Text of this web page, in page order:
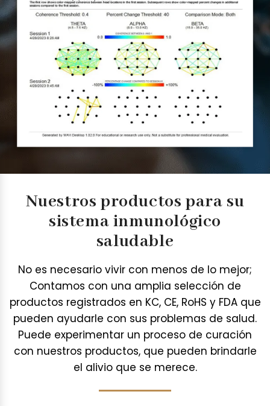
Nuestros productos para su
sistema inmunológico
saludable
No es necesario vivir con menos de lo mejor;
Contamos con una amplia selección de
productos registrados en KC, CE, RoHS y FDA que
pueden ayudarle con sus problemas de salud.
Puede experimentar un proceso de curación
con nuestros productos, que pueden brindarle
el alivio que se merece.